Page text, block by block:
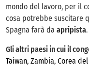
mondo del lavoro, per il
cosa potrebbe suscitare
Spagna farà da apripista.
Gli altri paesi in cui il
Taiwan, Zambia, Corea